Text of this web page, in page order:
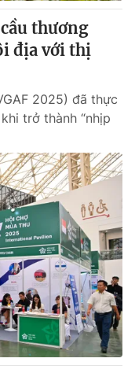
thương
địa với thị
2025) đã thực
trở thành “nhịp